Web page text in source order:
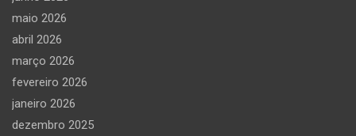
maio 2026
abril 2026
março 2026
fevereiro 2026
janeiro 2026
dezembro 2025